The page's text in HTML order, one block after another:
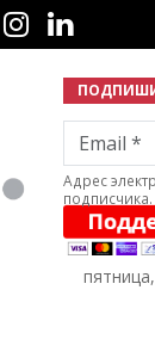
сети
Email
Адрес
подписчика.